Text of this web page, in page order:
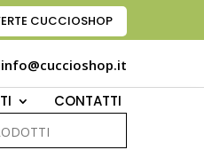
CUCCIOSHOP
info@cuccioshop.it
CONTATTI